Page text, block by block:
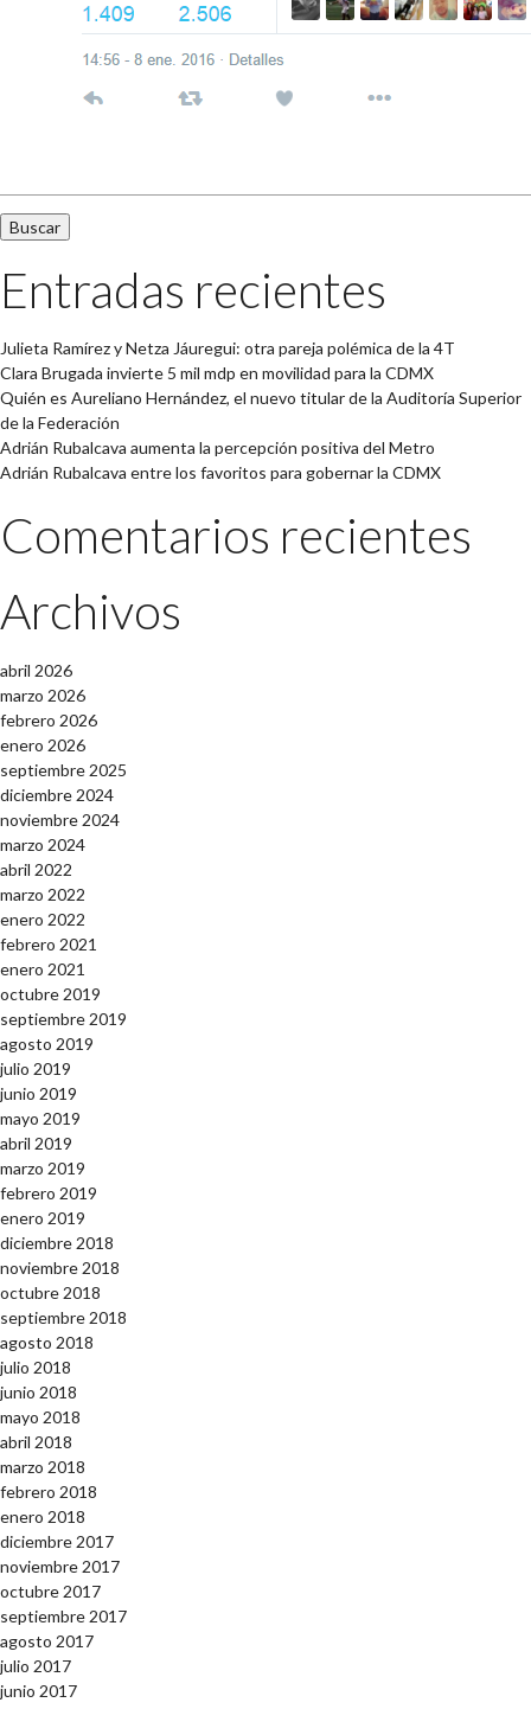
Entradas recientes
Julieta Ramírez y Netza Jáuregui: otra pareja polémica de la 4T
Clara Brugada invierte 5 mil mdp en movilidad para la CDMX
Quién es Aureliano Hernández, el nuevo titular de la Auditoría Superior
de la Federación
Adrián Rubalcava aumenta la percepción positiva del Metro
Adrián Rubalcava entre los favoritos para gobernar la CDMX
Comentarios recientes
Archivos
abril 2026
marzo 2026
febrero 2026
enero 2026
septiembre 2025
diciembre 2024
noviembre 2024
marzo 2024
abril 2022
marzo 2022
enero 2022
febrero 2021
enero 2021
octubre 2019
septiembre 2019
agosto 2019
julio 2019
junio 2019
mayo 2019
abril 2019
marzo 2019
febrero 2019
enero 2019
diciembre 2018
noviembre 2018
octubre 2018
septiembre 2018
agosto 2018
julio 2018
junio 2018
mayo 2018
abril 2018
marzo 2018
febrero 2018
enero 2018
diciembre 2017
noviembre 2017
octubre 2017
septiembre 2017
agosto 2017
julio 2017
junio 2017